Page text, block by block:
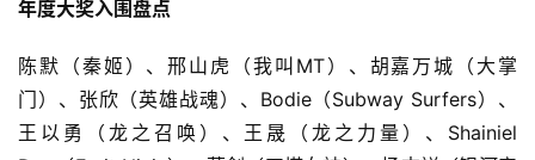
年度大奖入围盘点
陈默（秦姬）、邢山虎（我叫MT）、胡嘉万城（大掌
门）、张欣（英雄战魂）、Bodie（Subway Surfers）、
王以勇（龙之召唤）、王晟（龙之力量）、Shainiel